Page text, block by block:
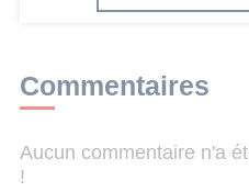
Commentaires
Aucun commentaire n'a
!